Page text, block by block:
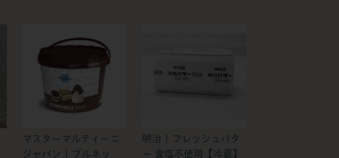
マスターマルティーニ
ジャパン | ブルネッ
明治 | フレッシュバタ
ー 食塩不使用【冷蔵】